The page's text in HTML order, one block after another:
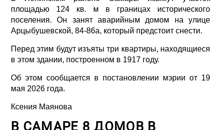
площадью 124 кв. м в границах исторического
поселения. Он занят аварийным домом на улице
Арцыбушевской, 84-86а, который предстоит снести.
Перед этим будут изъяты три квартиры, находящиеся
в этом здании, построенном в 1917 году.
Об этом сообщается в постановлении мэрии от 19
мая 2026 года.
Ксения Маянова
В САМАРЕ 8 ДОМОВ В